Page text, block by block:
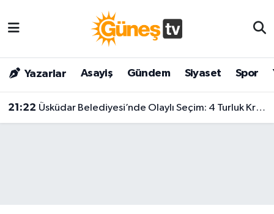
Yazarlar Asayiş Gündem Siyaset Spor
21:22 Üsküdar Belediyesi’nde Olaylı Seçim: 4 Turluk Krizin Ardından Sibel Tan Çetinkaya Kazandı!
Bilim & Teknoloji
Dünya
Malatya Nöbetçi Eczaneler
Malatya Hava Durumu
Malatya Namaz Vakitleri